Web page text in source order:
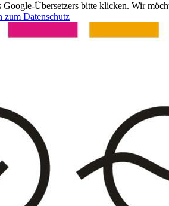
Übersetzers bitte klicken. Wir
zum Datenschutz